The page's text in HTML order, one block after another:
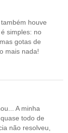
houve
simples: no
gotas de
mais nada!
A minha
todo de
não resolveu,